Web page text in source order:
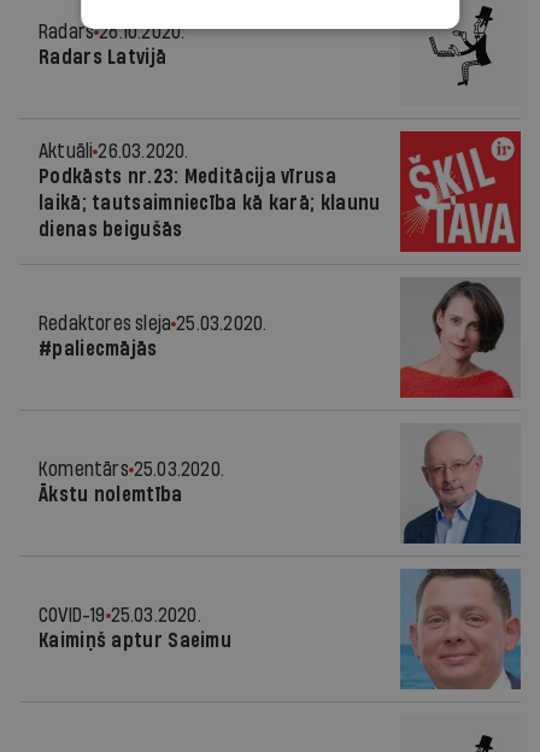
Radars 28.10.2020.
Radars Latvijā
Aktuāli 26.03.2020.
Podkāsts nr.23: Meditācija vīrusa
laikā; tautsaimniecība kā karā; klaunu
dienas beigušās
Redaktores sleja 25.03.2020.
#paliecmājās
Komentārs 25.03.2020.
Ākstu nolemtība
COVID-19 25.03.2020.
Kaimiņš aptur Saeimu